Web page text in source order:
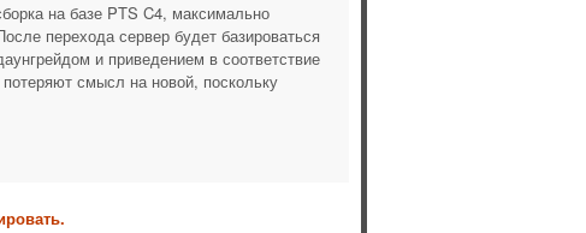
на базе PTS C4, максимально
перехода сервер будет базироваться
и приведением в соответствие
смысл на новой, поскольку